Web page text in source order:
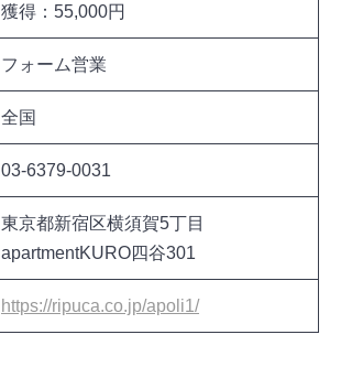
獲得：55,000円
フォーム営業
全国
03-6379-0031
東京都新宿区横須賀5丁目
apartmentKURO四谷301
https://ripuca.co.jp/apoli1/